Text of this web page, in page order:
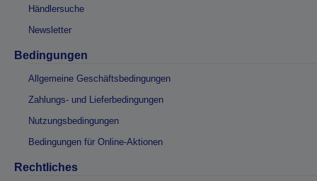
Händlersuche
Newsletter
Bedingungen
Allgemeine Geschäftsbedingungen
Zahlungs- und Lieferbedingungen
Nutzungsbedingungen
Bedingungen für Online-Aktionen
Rechtliches